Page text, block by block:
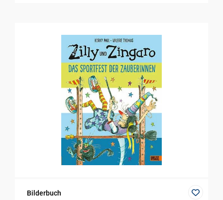
Bilderbuch